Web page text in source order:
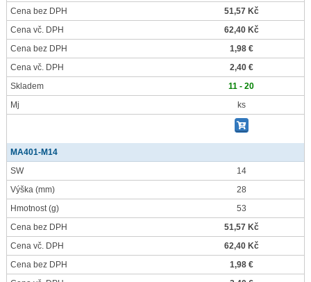
Cena bez DPH
51,57 Kč
Cena vč. DPH
62,40 Kč
Cena bez DPH
1,98 €
Cena vč. DPH
2,40 €
Skladem
11 - 20
Mj
ks
MA401-M14
SW
14
Výška (mm)
28
Hmotnost(g)
53
Cena bez DPH
51,57 Kč
Cena vč. DPH
62,40 Kč
Cena bez DPH
1,98 €